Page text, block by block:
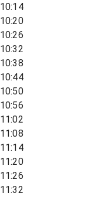
10:14
10:20
10:26
10:32
10:38
10:44
10:50
10:56
11:02
11:08
11:14
11:20
11:26
11:32